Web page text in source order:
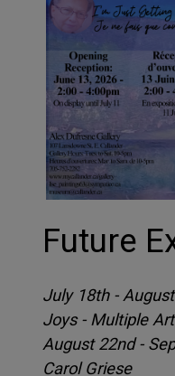
Future
July 18th -
Joys - Multiple
August 22nd -
Carol Griese